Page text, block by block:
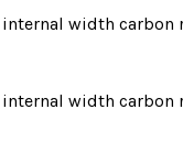
width
internal width